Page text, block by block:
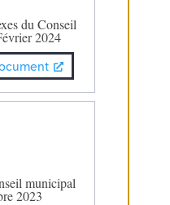
du Conseil
2024
municipal
2023